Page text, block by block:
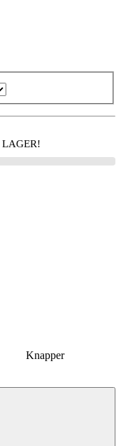
LAGER!
Knapper